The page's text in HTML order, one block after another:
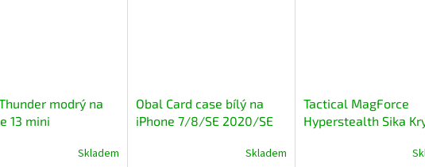
modrý na
13 mini
Skladem
Obal Card case bílý na
iPhone 7/8/SE 2020/SE
Skladem
Tactical MagForce
Hyperstealth Sika
Max Moucha Moose